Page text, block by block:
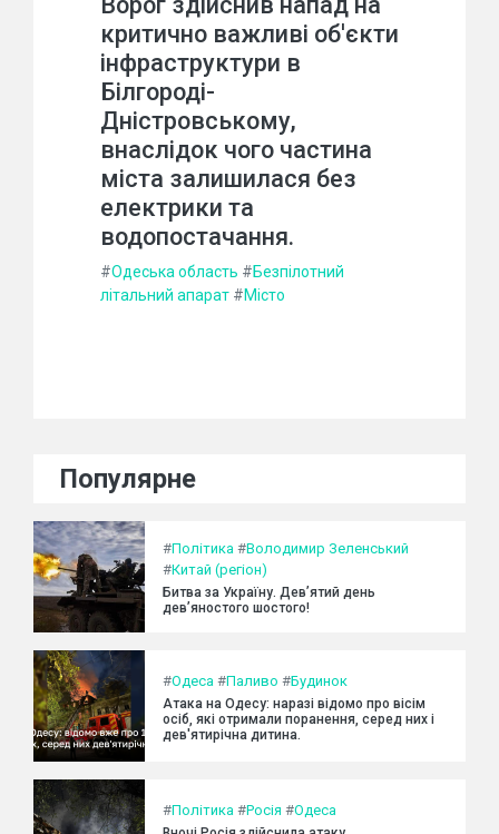
критично важливі об'єкти
інфраструктури в
Білгороді-
Дністровському,
внаслідок чого частина
міста залишилася без
електрики та
водопостачання.
#Одеська область #Безпілотний
літальний апарат #Місто
Популярне
#Політика #Володимир Зеленський
#Китай (регіон)
Битва за Україну. Дев’ятий день
дев’яностого шостого!
#Одеса #Паливо #Будинок
Атака на Одесу: наразі відомо про вісім
осіб, які отримали поранення, серед них і
дев'ятирічна дитина.
#Політика #Росія #Одеса